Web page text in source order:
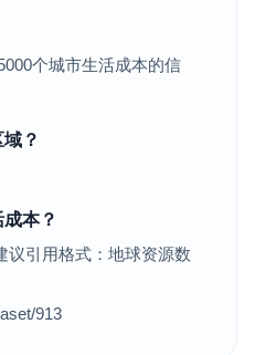
个城市生活成本的信
？
本？
议引用格式：地球资源数
913